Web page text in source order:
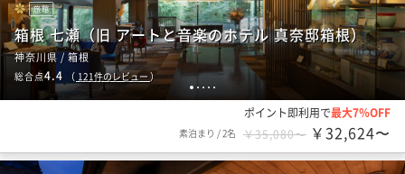
1 2 3 4 5
旅館
箱根 七瀬（旧 アートと音楽のホテル 真奈邸箱根）
神奈川県 / 箱根
総合点4.4 （ 121件のレビュー）
ポイント即利用で最大7％OFF
素泊まり /2名 ￥35,080〜 ￥32,624〜